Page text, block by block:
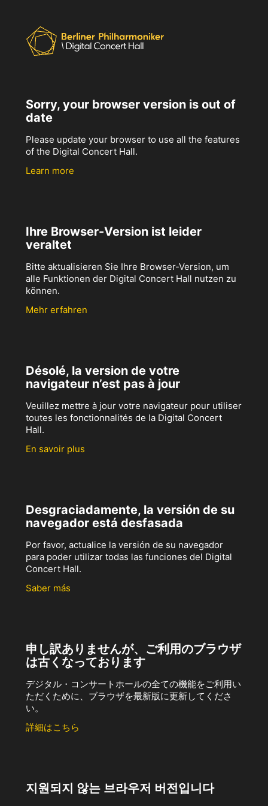
Sorry, your browser version is out of
date
Please update your browser to use all the features
of the Digital Concert Hall.
Learn more
Ihre Browser-Version ist leider
veraltet
Bitte aktualisieren Sie Ihre Browser-Version, um
alle Funktionen der Digital Concert Hall nutzen zu
können.
Mehr erfahren
Désolé, la version de votre
navigateur n’est pas à jour
Veuillez mettre à jour votre navigateur pour utiliser
toutes les fonctionnalités de la Digital Concert
Hall.
En savoir plus
Desgraciadamente, la versión de su
navegador está desfasada
Por favor, actualice la versión de su navegador
para poder utilizar todas las funciones del Digital
Concert Hall.
Saber más
申し訳ありませんが、ご利用のブラウザ
は古くなっております
デジタル・コンサートホールの全ての機能をご利用い
ただくために、ブラウザを最新版に更新してくださ
い。
詳細はこちら
지원되지 않는 브라우저 버전입니다